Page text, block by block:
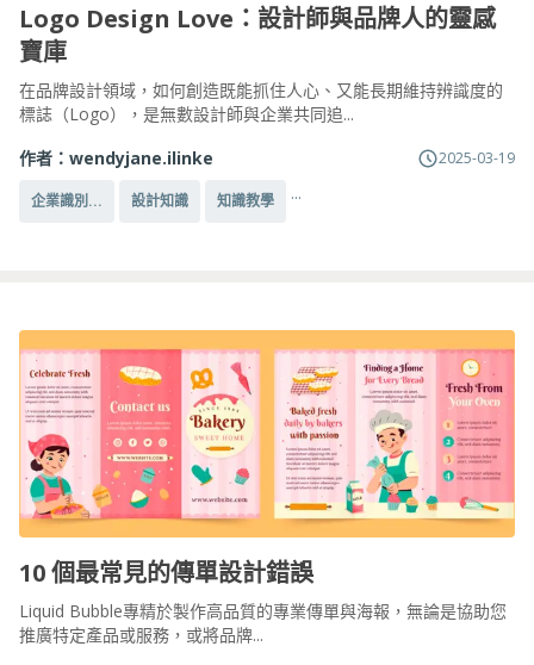
Logo Design Love：設計師與品牌人的靈感
寶庫
在品牌設計領域，如何創造既能抓住人心、又能長期維持辨識度的
標誌（Logo），是無數設計師與企業共同追...
作者： wendyjane.ilinke 2025-03-19
企業識別... 設計知識 知識教學 ...
10 個最常見的傳單設計錯誤
Liquid Bubble專精於製作高品質的專業傳單與海報，無論是協助您
推廣特定產品或服務，或將品牌...